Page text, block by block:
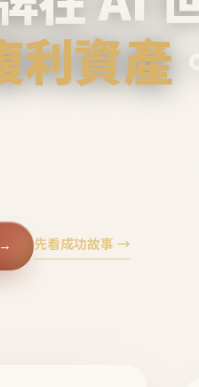
利資產
→ 先看成功故事 →